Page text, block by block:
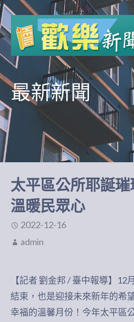
跳
至
主
要
內
最新新聞
太平區公所耶誕
溫暖民眾心
2022-12-16
admin
【記者 劉金邦 / 臺中報導】12
結束，也是迎接未來新年的希
幸福的溫馨月份！今年太平區